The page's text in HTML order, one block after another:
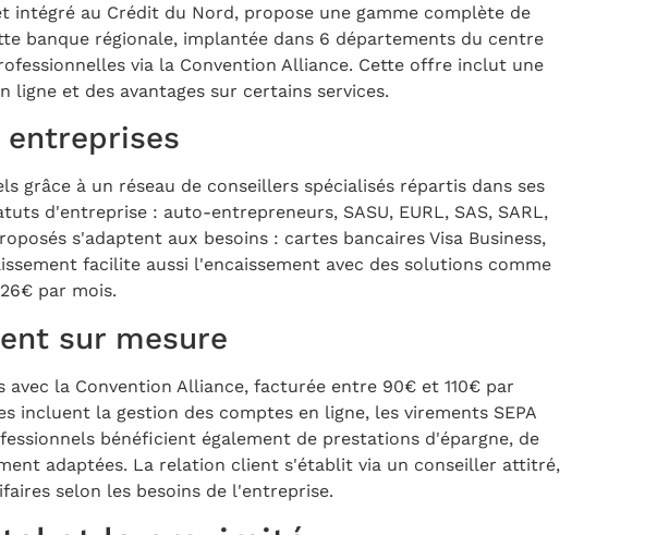
intégré au Crédit du Nord, propose une gamme complète de
banque régionale, implantée dans 6 départements du centre
via la Convention Alliance. Cette offre inclut une
ligne et des avantages sur certains services.
entreprises
grâce à un réseau de conseillers spécialisés répartis dans ses
d'entreprise : auto-entrepreneurs, SASU, EURL, SAS, SARL,
s'adaptent aux besoins : cartes bancaires Visa Business,
facilite aussi l'encaissement avec des solutions comme
par mois.
sur mesure
la Convention Alliance, facturée entre 90€ et 110€ par
incluent la gestion des comptes en ligne, les virements SEPA
bénéficient également de prestations d'épargne, de
adaptées. La relation client s'établit via un conseiller attitré,
selon les besoins de l'entreprise.